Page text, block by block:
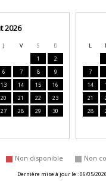
2026
J V S
D
1
2
6 7 8
9
13 14 15
16
20 21 22
23
27 28 29
30
L
7
14
21
28
non disponible non
Dernière mise à jour le : 06/05/